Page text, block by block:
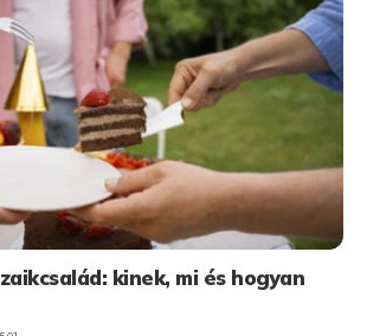
kinek, mi és hogyan